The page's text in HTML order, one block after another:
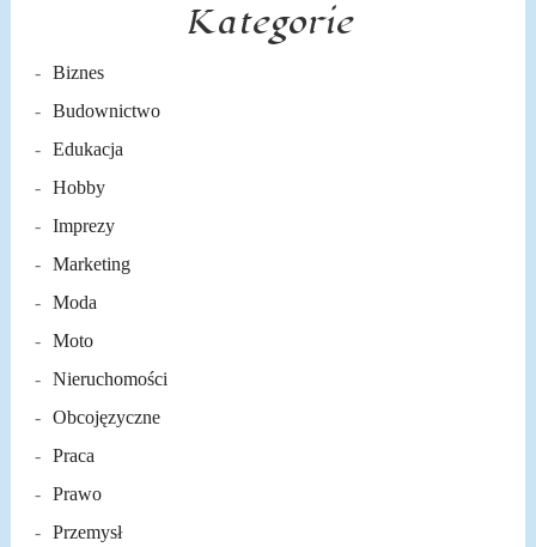
Kategorie
Biznes
Budownictwo
Edukacja
Hobby
Imprezy
Marketing
Moda
Moto
Nieruchomości
Obcojęzyczne
Praca
Prawo
Przemysł